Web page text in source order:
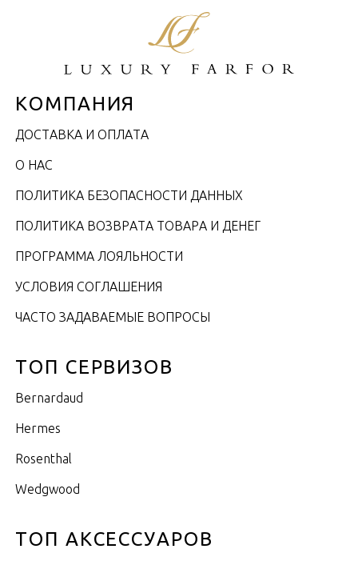
КОМПАНИЯ
ДОСТАВКА И ОПЛАТА
О НАС
ПОЛИТИКА БЕЗОПАСНОСТИ ДАННЫХ
ПОЛИТИКА ВОЗВРАТА ТОВАРА И ДЕНЕГ
ПРОГРАММА ЛОЯЛЬНОСТИ
УСЛОВИЯ СОГЛАШЕНИЯ
ЧАСТО ЗАДАВАЕМЫЕ ВОПРОСЫ
ТОП СЕРВИЗОВ
Bernardaud
Hermes
Rosenthal
Wedgwood
ТОП АКСЕССУАРОВ